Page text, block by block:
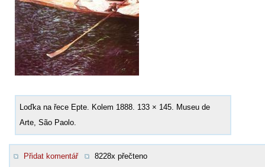
Loďka na řece Epte. Kolem 1888. 133 × 145. Museu de
Arte, São Paolo.
Přidat komentář 8228x přečteno